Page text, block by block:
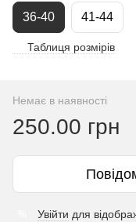
36-40 41-44
Таблиця розмірів
Немає в наявності
250.00 грн
Увійти для